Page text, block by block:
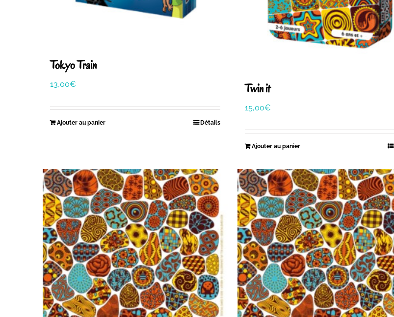
Tokyo Train
13,00€
Ajouter au panier Détails
Twin it
15,00€
Ajouter au panier